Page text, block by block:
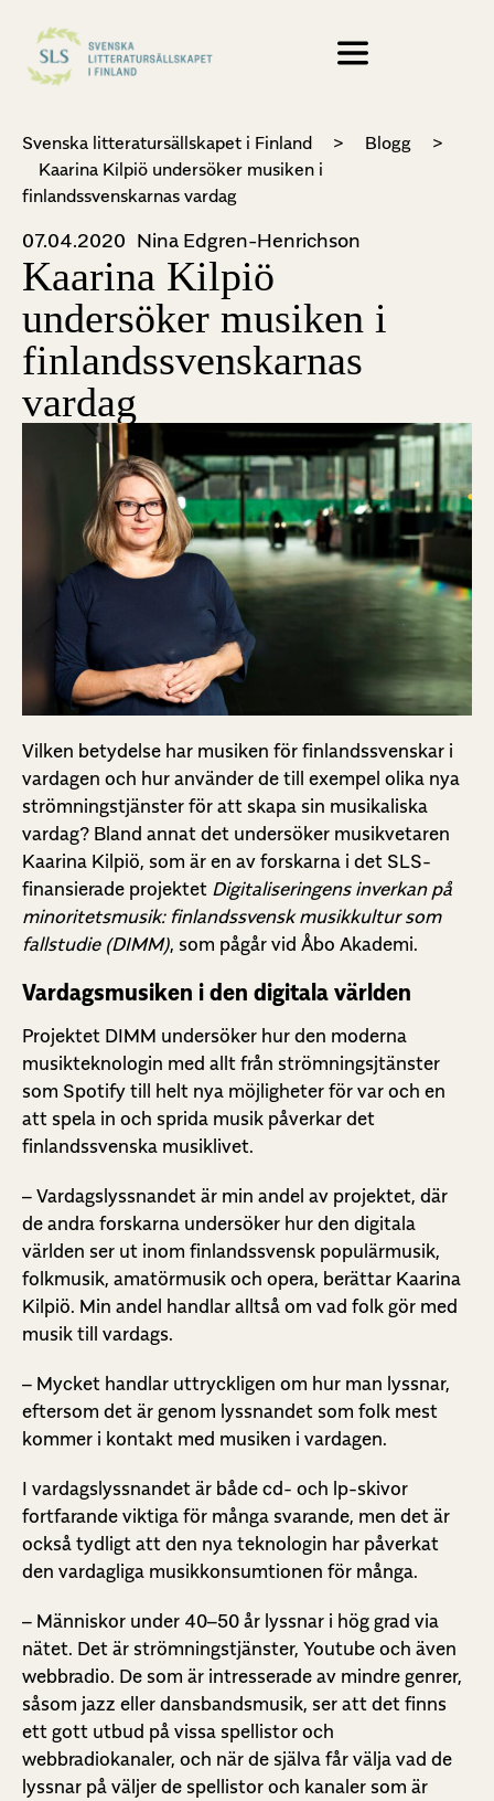
Svenska litteratursällskapet i Finland > Blogg
>
Kaarina Kilpiö undersöker musiken i
finlandssvenskarnas vardag
07.04.2020 Nina Edgren-Henrichson
Kaarina Kilpiö
undersöker musiken i
finlandssvenskarnas
vardag
Vilken betydelse har musiken för finlandssvenskar i
vardagen och hur använder de till exempel olika nya
strömningstjänster för att skapa sin musikaliska
vardag? Bland annat det undersöker musikvetaren
Kaarina Kilpiö, som är en av forskarna i det SLS-
finansierade projektet Digitaliseringens inverkan på
minoritetsmusik: finlandssvensk musikkultur som
fallstudie (DIMM), som pågår vid Åbo Akademi.
Vardagsmusiken i den digitala världen
Projektet DIMM undersöker hur den moderna
musikteknologin med allt från strömningsjtänster
som Spotify till helt nya möjligheter för var och en
att spela in och sprida musik påverkar det
finlandssvenska musiklivet.
– Vardagslyssnandet är min andel av projektet, där
de andra forskarna undersöker hur den digitala
världen ser ut inom finlandssvensk populärmusik,
folkmusik, amatörmusik och opera, berättar Kaarina
Kilpiö. Min andel handlar alltså om vad folk gör med
musik till vardags.
– Mycket handlar uttryckligen om hur man lyssnar,
eftersom det är genom lyssnandet som folk mest
kommer i kontakt med musiken i vardagen.
I vardagslyssnandet är både cd- och lp-skivor
fortfarande viktiga för många svarande, men det är
också tydligt att den nya teknologin har påverkat
den vardagliga musikkonsumtionen för många.
– Människor under 40–50 år lyssnar i hög grad via
nätet. Det är strömningstjänster, Youtube och även
webbradio. De som är intresserade av mindre genrer,
såsom jazz eller dansbandsmusik, ser att det finns
ett gott utbud på vissa spellistor och
webbradiokanaler, och när de själva får välja vad de
lyssnar på väljer de spellistor och kanaler som är